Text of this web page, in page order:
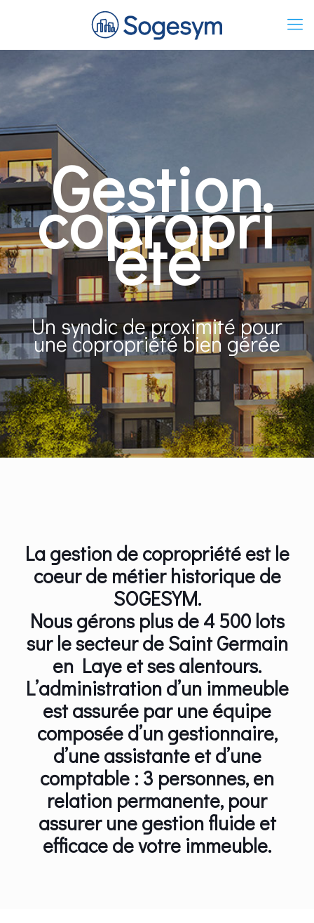
Gestion
copropri
été
Un syndic de proximité pour
une copropriété bien gérée
La gestion de copropriété est le
coeur de métier historique de
SOGESYM.
Nous gérons plus de 4 500 lots
sur le secteur de Saint Germain
en Laye et ses alentours.
L’administration d’un immeuble
est assurée par une équipe
composée d’un gestionnaire,
d’une assistante et d’une
comptable : 3 personnes, en
relation permanente, pour
assurer une gestion fluide et
efficace de votre immeuble.